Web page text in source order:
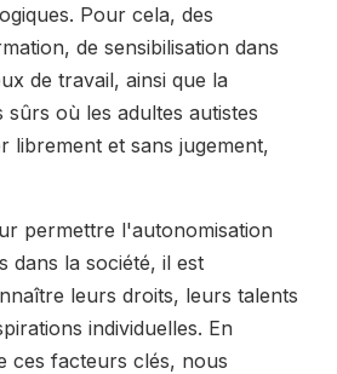
Pour cela, des
de sensibilisation dans
de travail, ainsi que la
où les adultes autistes
librement et sans jugement,
permettre l'autonomisation
dans la société, il est
leurs droits, leurs talents
individuelles. En
ces facteurs clés, nous